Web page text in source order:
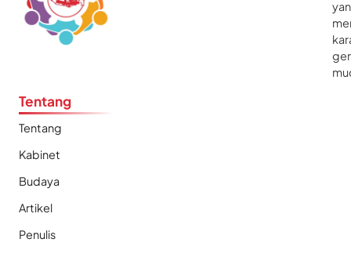
Tentang
Tentang
Kabinet
Budaya
Artikel
Penulis